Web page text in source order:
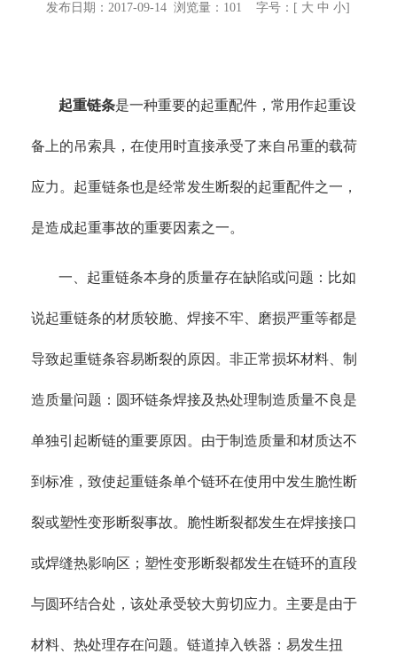
发布日期：2017-09-14 浏览量： 101 字号：[ 大 中 小]
起重链条是一种重要的起重配件，常用作起重设
备上的吊索具，在使用时直接承受了来自吊重的载荷
应力。起重链条也是经常发生断裂的起重配件之一，
是造成起重事故的重要因素之一。
一、起重链条本身的质量存在缺陷或问题：比如
说起重链条的材质较脆、焊接不牢、磨损严重等都是
导致起重链条容易断裂的原因。非正常损坏材料、制
造质量问题：圆环链条焊接及热处理制造质量不良是
单独引起断链的重要原因。由于制造质量和材质达不
到标准，致使起重链条单个链环在使用中发生脆性断
裂或塑性变形断裂事故。脆性断裂都发生在焊接接口
或焊缝热影响区；塑性变形断裂都发生在链环的直段
与圆环结合处，该处承受较大剪切应力。主要是由于
材料、热处理存在问题。链道掉入铁器：易发生扭